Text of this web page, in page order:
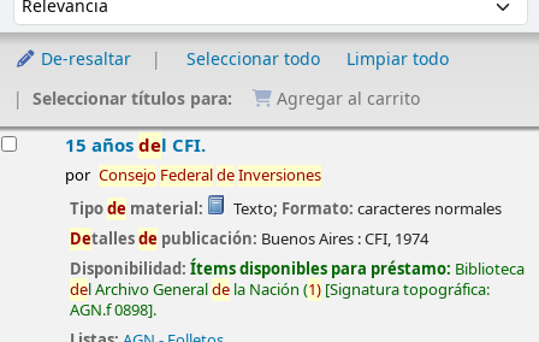
De-resaltar Seleccionar todo
Limpiar todo
Seleccionar títulos para:
Agregar al carrito
15 añosdel CFI.
por Consejo FederaldeInversiones
Tipode material: Texto; Formato: caracteres normales
Detallesde publicación: Buenos Aires :CFI, 1974
Disponibilidad:Ítems disponibles para préstamo: Biblioteca
del Archivo Generalde la Nación (1) Signatura topográfica:
AGN.f 0898 .